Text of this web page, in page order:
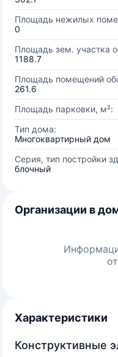
Площадь нежилых
0
Площадь зем. участка
1188.7
Площадь помещений
261.6
Площадь парковки, м²:
Тип дома:
Многоквартирный дом
Серия, тип постройки
блочный
Организации в
Характеристики
Конструктивные